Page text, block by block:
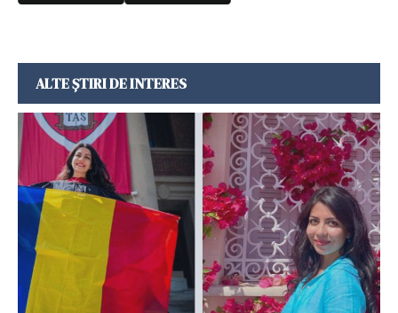
ALTE ȘTIRI DE INTERES